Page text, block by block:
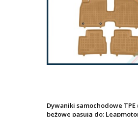
Dywaniki samochodowe
beżowe pasują do: